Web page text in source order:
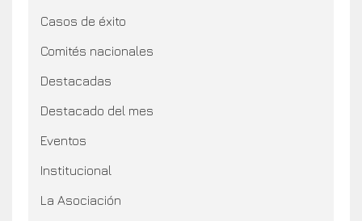
Casos de éxito
Comités nacionales
Destacadas
Destacado del mes
Eventos
Institucional
La Asociación